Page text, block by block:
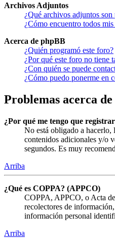
Archivos Adjuntos
¿Qué archivos adjuntos
¿Cómo encuentro todos
Acerca de phpBB
¿Quién programó este foro?
¿Por qué este foro no tiene
¿Con quién se puede
¿Cómo puedo ponerme en
Problemas acerca
¿Por qué me tengo que
No está obligado a hacerlo,
contenidos adicionales y/o
segundos. Es muy
Arriba
¿Qué es COPPA? (APPCO)
COPPA, APPCO, o Acta
recolectores de
información personal
Arriba